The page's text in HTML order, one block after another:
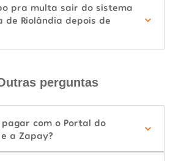
pra multa sair do sistema
Riolândia depois de
perguntas
pagar com o Portal do
a Zapay?